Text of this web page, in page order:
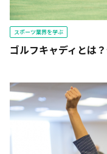
スポーツ業界を学ぶ
ゴルフキャディとは